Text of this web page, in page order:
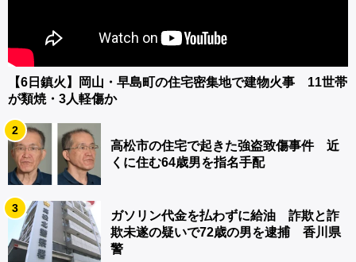
【6日鎮火】岡山・早島町の住宅密集地で建物火事 11世帯
が類焼・3人軽傷か
2
高松市の住宅で起きた強盗致傷事件 近
くに住む64歳男を指名手配
3
ガソリン代金を払わずに給油 詐欺と詐
欺未遂の疑いで72歳の男を逮捕 香川県
警